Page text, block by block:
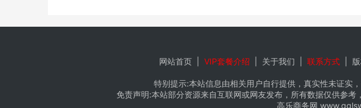
网站首页 VIP套餐介绍 关于我们 联系方式
特别提示:本站信息由相关用户自行提供，真实性未证实
免责声明:本站部分资源来自互联网或网友发布，所有数据仅供参
高乐商务网